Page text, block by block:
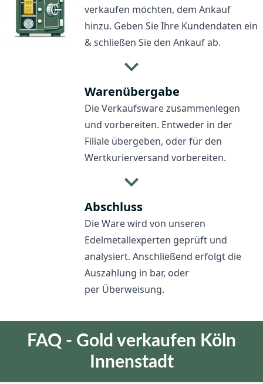
verkaufen möchten, dem Ankauf
hinzu. Geben Sie Ihre Kundendaten ein
& schließen Sie den Ankauf ab.
Warenübergabe
Die Verkaufsware zusammenlegen
und vorbereiten. Entweder in der
Filiale übergeben, oder für den
Wertkurierversand vorbereiten.
Abschluss
Die Ware wird von unseren
Edelmetallexperten geprüft und
analysiert. Anschließend erfolgt die
Auszahlung in bar, oder
per Überweisung.
FAQ - Gold verkaufen Köln
Innenstadt